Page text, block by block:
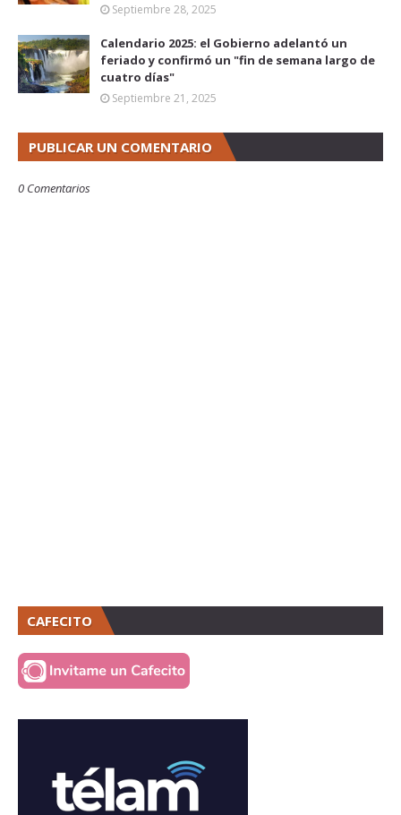
Septiembre 28, 2025
Calendario 2025: el Gobierno adelantó un
feriado y confirmó un "fin de semana largo de
cuatro días"
Septiembre 21, 2025
PUBLICAR UN COMENTARIO
0 Comentarios
CAFECITO